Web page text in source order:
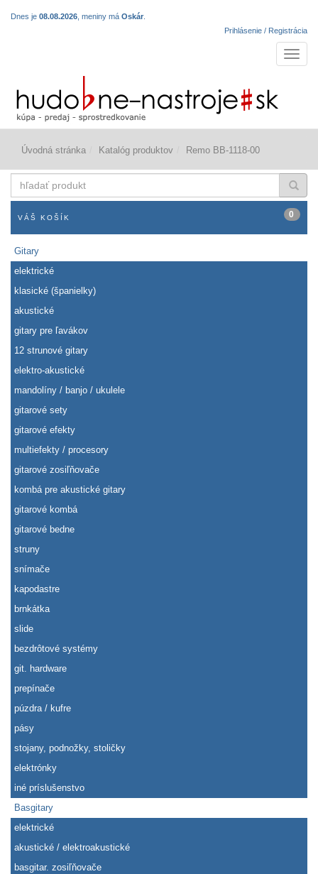
Dnes je 08.08.2026 , meniny má Oskár
Prihlásenie / Registrácia
Úvodná stránka Katalóg produktov Remo BB-1118-00
produkt
VÁŠ KOŠÍK 0
Gitary
elektrické
klasické (španielky)
akustické
gitary pre ľavákov
12 strunové gitary
elektro-akustické
mandolíny / banjo / ukulele
gitarové sety
gitarové efekty
multiefekty / procesory
gitarové zosiľňovače
kombá pre akustické gitary
gitarové kombá
gitarové bedne
struny
snímače
kapodastre
brnkátka
slide
bezdrôtové systémy
git. hardware
prepínače
púzdra / kufre
pásy
stojany, podnožky, stoličky
elektrónky
iné príslušenstvo
Basgitary
elektrické
akustické / elektroakustické
basgitar. zosiľňovače